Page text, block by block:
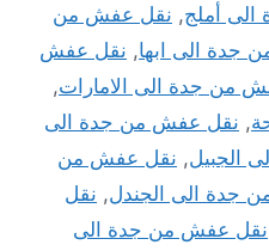
أملج, نقل عفش من
جدة الى ابها, نقل عفش
من جدة الى الامارات,
, نقل عفش من جدة الى
الجبيل, نقل عفش من
جدة الى الجندل, نقل
نقل عفش من جدة الى